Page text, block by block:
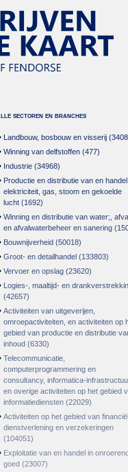
sectoren en branches
Landbouw, bosbouw en visserij
Winning van delfstoffen (477)
Industrie (34968)
Productie en distributie van en
elektriciteit, gas, stoom en gekoelde
lucht (1692)
Winning en distributie van water;,
en afvalwaterbeheer en sanering
Bouwnijverheid (50018)
Groot- en detailhandel (133803)
Vervoer en opslag (23620)
Logies-, maaltijd- en
(42657)
Activiteiten van uitgeverijen,
omroepactiviteiten, en activiteiten op
gebied van productie en distributie
inhoud (6330)
Telecommunicatie,
computerprogrammering en
consultancy, informatica-
en overige activiteiten op het gebied
informatiediensten (22029)
Activiteiten op het gebied van
dienstverlening en verzekeringen
(104051)
Exploitatie van en handel in
goed (23007)